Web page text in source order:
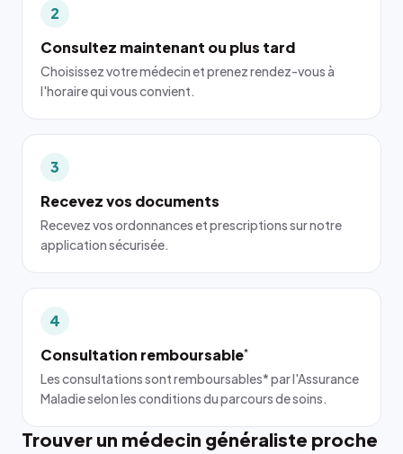
2
Consultez maintenant ou plus tard
Choisissez votre médecin et prenez rendez-vous à
l'horaire qui vous convient.
3
Recevez vos documents
Recevez vos ordonnances et prescriptions sur notre
application sécurisée.
4
Consultation remboursable*
Les consultations sont remboursables* par l'Assurance
Maladie selon les conditions du parcours de soins.
Trouver un médecin généraliste proche